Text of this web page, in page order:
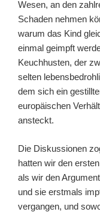
Wesen, an den
Schaden nehmen
warum das Kind
einmal geimpft
Keuchhusten, der
selten
dem sich ein
europäischen
ansteckt.
Die Diskussionen
hatten wir den
als wir den
und sie erstmals
vergangen, und